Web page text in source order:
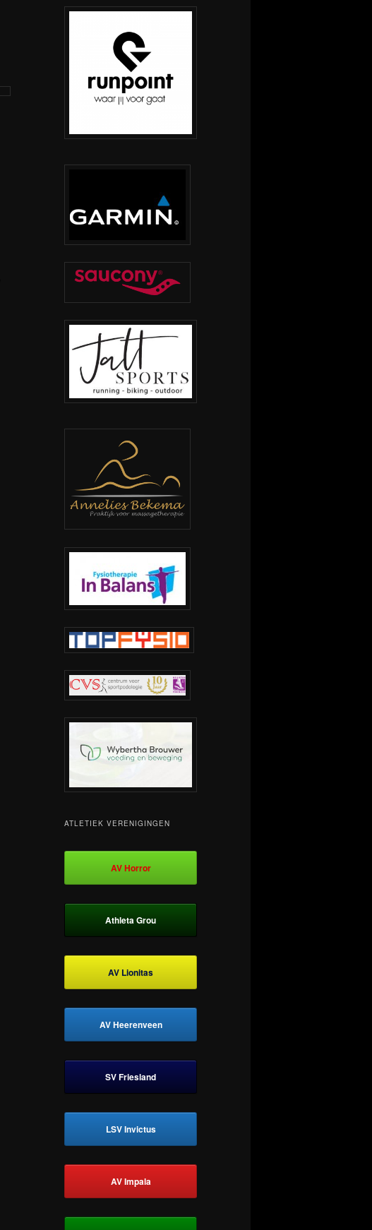
ATLETIEK VERENIGINGEN
AV Horror
Athleta Grou
AV Lionitas
AV Heerenveen
SV Friesland
LSV Invictus
AV Impala